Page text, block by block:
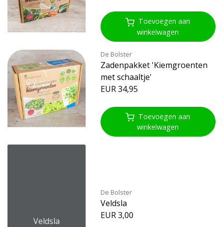
Toevoegen aan
winkelwagen
De Bolster
Zadenpakket 'Kiemgroenten
met schaaltje'
EUR 34,95
Toevoegen aan
winkelwagen
Veldsla
De Bolster
Veldsla
EUR 3,00